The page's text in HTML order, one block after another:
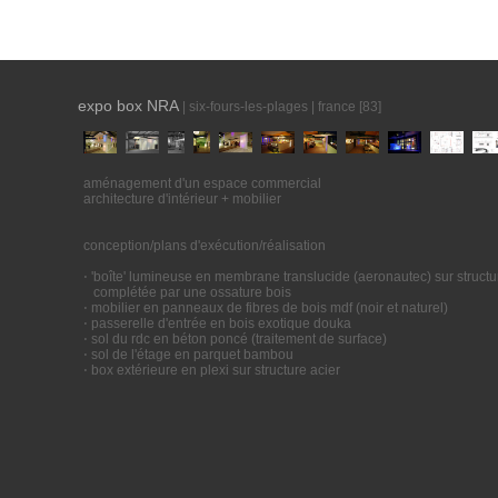
expo box NRA | six-fours-les-plages | france [83]
aménagement d'un espace commercial
architecture d'intérieur + mobilier
conception/plans d'exécution/réalisation
⋅ 'boîte' lumineuse en membrane translucide (aeronautec) sur
complétée par une ossature bois
⋅ mobilier en panneaux de fibres de bois mdf (noir et naturel)
⋅ passerelle d'entrée en bois exotique douka
⋅ sol du rdc en béton poncé (traitement de surface)
⋅ sol de l'étage en parquet bambou
⋅ box extérieure en plexi sur structure acier